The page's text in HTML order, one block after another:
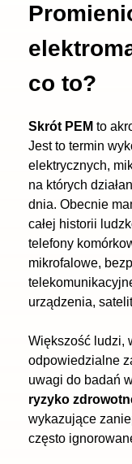
co to?
Skrót PEM to
Jest to termin
elektrycznych,
na których
dnia. Obecnie
całej historii
telefony
mikrofalowe,
urządzenia,
Większość ludzi,
odpowiedzialne
uwagi do badań
ryzyko
wykazujące
często